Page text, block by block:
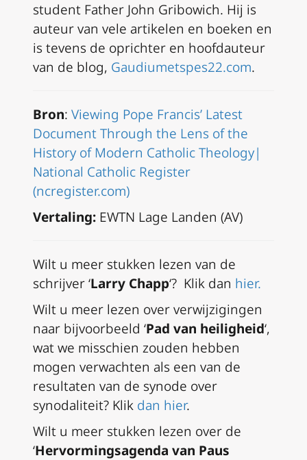
student Father John Gribowich. Hij is
auteur van vele artikelen en boeken en
is tevens de oprichter en hoofdauteur
van de blog, Gaudiumetspes22.com.
Bron: Viewing Pope Francis’ Latest
Document Through the Lens of the
History of Modern Catholic Theology|
National Catholic Register
(ncregister.com)
Vertaling: EWTN Lage Landen (AV)
Wilt u meer stukken lezen van de
schrijver ‘Larry Chapp‘? Klik dan hier.
Wilt u meer lezen over verwijzigingen
naar bijvoorbeeld ‘Pad van heiligheid‘,
wat we misschien zouden hebben
mogen verwachten als een van de
resultaten van de synode over
synodaliteit? Klik dan hier.
Wilt u meer stukken lezen over de
‘Hervormingsagenda van Paus